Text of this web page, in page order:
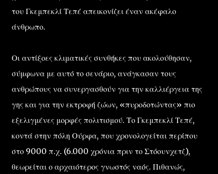
του Γκεμπεκλί Τεπέ απεικονίζει έναν ακέφαλο
άνθρωπο.
Οι αντίξοες κλιματικές συνθήκες που ακολούθησαν,
σύμφωνα με αυτό το σενάριο, ανάγκασαν τους
ανθρώπους να συνεργασθούν για την καλλιέργεια της
γης και για την εκτροφή ζώων, «πυροδοτώντας» πιο
εξελιγμένες μορφές πολιτισμού. Το Γκεμπεκλί Τεπέ,
κοντά στην πόλη Ούρφα, που χρονολογείται περίπου
στο 9000 π.χ. (6.000 χρόνια πριν το Στόουνχετζ),
θεωρείται ο αρχαιότερος γνωστός ναός. Πιθανώς,